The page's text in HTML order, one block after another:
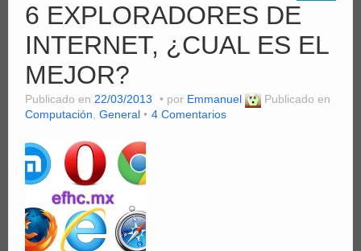
6 EXPLORADORES DE
INTERNET, ¿CUAL ES EL
MEJOR?
Publicado en 22/03/2013 por Emmanuel
Publicado en
Computación General 4 Comentarios